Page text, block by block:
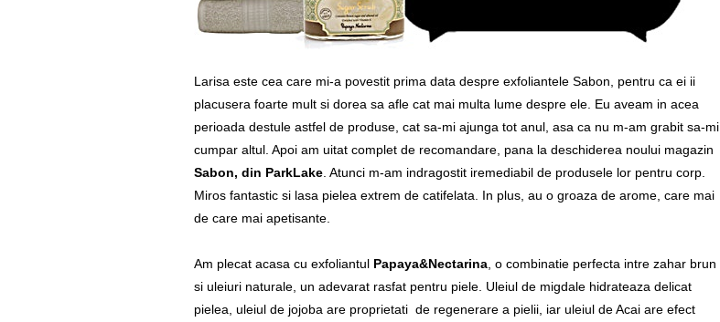
Larisa este cea care mi-a povestit prima data despre exfoliantele Sabon, pentru ca ei ii
placusera foarte mult si dorea sa afle cat mai multa lume despre ele. Eu aveam in acea
perioada destule astfel de produse, cat sa-mi ajunga tot anul, asa ca nu m-am grabit sa-mi
cumpar altul. Apoi am uitat complet de recomandare, pana la deschiderea noului magazin
Sabon, din ParkLake . Atunci m-am indragostit iremediabil de produsele lor pentru corp.
Miros fantastic si lasa pielea extrem de catifelata. In plus, au o groaza de arome, care mai
de care mai apetisante.
Am plecat acasa cu exfoliantul Papaya&Nectarina , o combinatie perfecta intre zahar brun
si uleiuri naturale, un adevarat rasfat pentru piele. Uleiul de migdale hidrateaza delicat
pielea, uleiul de jojoba are proprietati de regenerare a pielii, iar uleiul de Acai are efect